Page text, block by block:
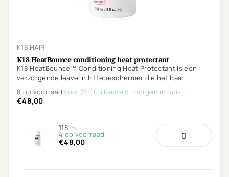
K18 HAIR
K18 HeatBounce conditioning heat protectant
K18 HeatBounce™ Conditioning Heat Protectant is een
verzorgende leave in hittebeschermer die het haar
8 op voorraadvoor 21:00u besteld, morgen in huis
€48,00
118 ml
4 op voorraad
€48,00